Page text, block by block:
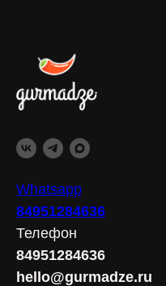
Whatsapp
84951284636
Телефон
84951284636
hello@gurmadze.ru